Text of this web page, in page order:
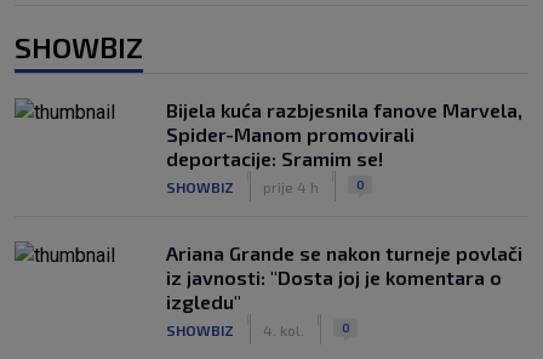
SHOWBIZ
Bijela kuća razbjesnila fanove Marvela,
Spider-Manom promovirali
deportacije: Sramim se!
SHOWBIZ prije 4 h 0
Ariana Grande se nakon turneje povlači
iz javnosti: "Dosta joj je komentara o
izgledu"
SHOWBIZ 4. kol. 0